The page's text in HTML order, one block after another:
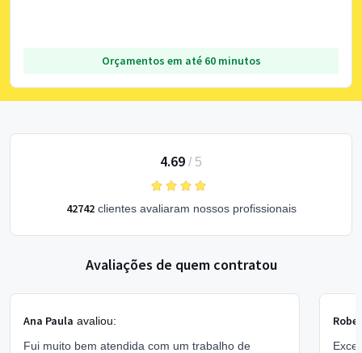
Orçamentos em até 60 minutos
4.69 / 5
42742clientes avaliaram nossos profissionais
Avaliações de quem contratou
Ana Paula avaliou:
Fui muito bem atendida com um trabalho de